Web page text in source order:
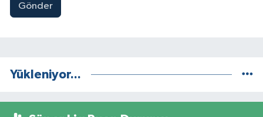
Gönder
Yükleniyor...